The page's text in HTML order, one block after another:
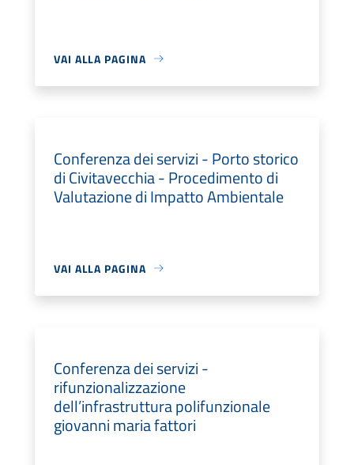
VAI ALLA PAGINA
Conferenza dei servizi - Porto storico
di Civitavecchia - Procedimento di
Valutazione di Impatto Ambientale
VAI ALLA PAGINA
Conferenza dei servizi -
rifunzionalizzazione
dell’infrastruttura polifunzionale
giovanni maria fattori